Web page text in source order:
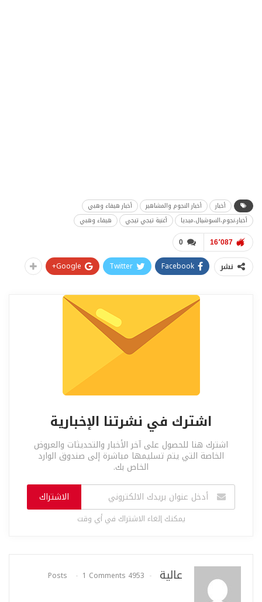
أخبار أخبار النجوم والمشاهير
أخبار هيفاء وهبي
أخبار،نجوم،السوشيال،ميديا
أغنية تيجي تيجي هيفاء وهبي
0 16٬087
نشر Facebook
Twitter
Google+
اشترك في نشرتنا الإخبارية
اشترك هنا للحصول على آخر الأخبار والتحديثات والعروض
الخاصة التي يتم تسليمها مباشرة إلى صندوق الوارد
الخاص بك.
الاشتراك
يمكنك إلغاء الاشتراك في أي وقت
عالية 4953 Posts
1 Comments